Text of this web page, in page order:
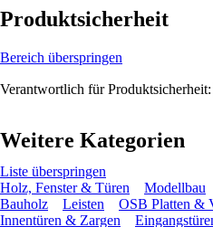
Produktsicherheit
Bereich überspringen
Verantwortlich für Produktsicherheit:
Weitere Kategorien
Liste überspringen
Holz, Fenster & Türen
Modellbau
Bauholz
Leisten
OSB Platten &
Innentüren & Zargen